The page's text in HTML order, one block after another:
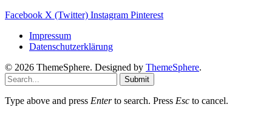
Facebook X (Twitter) Instagram Pinterest
Impressum
Datenschutzerklärung
© 2026 ThemeSphere. Designed by ThemeSphere.
Submit
Type above and press Enterto search. Press Esc to cancel.